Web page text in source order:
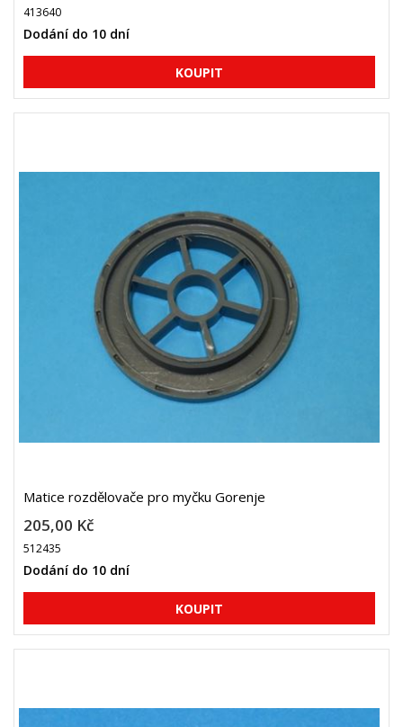
413640
Dodání do 10 dní
Matice rozdělovače pro myčku Gorenje
205,00 Kč
512435
Dodání do 10 dní